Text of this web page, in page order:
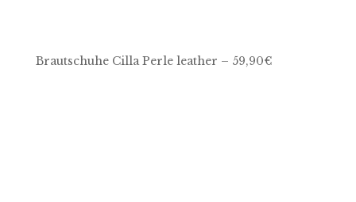
Brautschuhe Cilla Perle leather – 59,90€